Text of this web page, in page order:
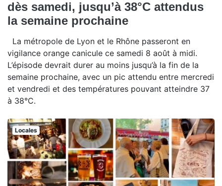
dès samedi, jusqu’à 38°C attendus
la semaine prochaine
La métropole de Lyon et le Rhône passeront en
vigilance orange canicule ce samedi 8 août à midi.
L’épisode devrait durer au moins jusqu’à la fin de la
semaine prochaine, avec un pic attendu entre mercredi
et vendredi et des températures pouvant atteindre 37
à 38°C.
Locales